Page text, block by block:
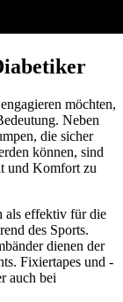
möchten,
Neben
die sicher
können, sind
und Komfort zu
als effektiv für die
des Sports.
dienen der
Fixiertapes und -
auch bei